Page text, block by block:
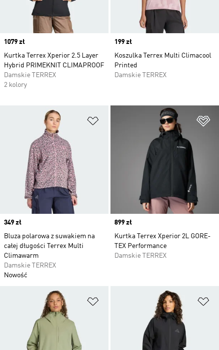
Price
1079 zł
Kurtka Terrex Xperior 2.5 Layer
Hybrid PRIMEKNIT CLIMAPROOF
Damskie TERREX
2 kolory
Price
199 zł
Koszulka Terrex Multi Climacool
Printed
Damskie TERREX
Dodaj do listy życzeń
Price
349 zł
Bluza polarowa z suwakiem na
całej długości Terrex Multi
Climawarm
Damskie TERREX
Nowość
Price
899 zł
Kurtka Terrex Xperior 2L GORE-
TEX Performance
Damskie TERREX
Dodaj do listy życzeń